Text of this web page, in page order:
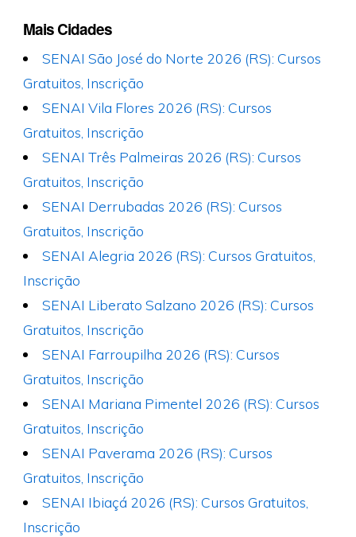
Mais Cidades
SENAI São José do Norte 2026 (RS): Cursos
Gratuitos, Inscrição
SENAI Vila Flores 2026 (RS): Cursos
Gratuitos, Inscrição
SENAI Três Palmeiras 2026 (RS): Cursos
Gratuitos, Inscrição
SENAI Derrubadas 2026 (RS): Cursos
Gratuitos, Inscrição
SENAI Alegria 2026 (RS): Cursos Gratuitos,
Inscrição
SENAI Liberato Salzano 2026 (RS): Cursos
Gratuitos, Inscrição
SENAI Farroupilha 2026 (RS): Cursos
Gratuitos, Inscrição
SENAI Mariana Pimentel 2026 (RS): Cursos
Gratuitos, Inscrição
SENAI Paverama 2026 (RS): Cursos
Gratuitos, Inscrição
SENAI Ibiaçá 2026 (RS): Cursos Gratuitos,
Inscrição